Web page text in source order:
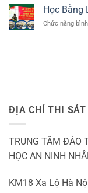
Học Bằng
Chức năng
ĐỊA CHỈ THI SÁT
TRUNG TÂM ĐÀO
HỌC AN NINH
KM18 Xa Lộ Hà